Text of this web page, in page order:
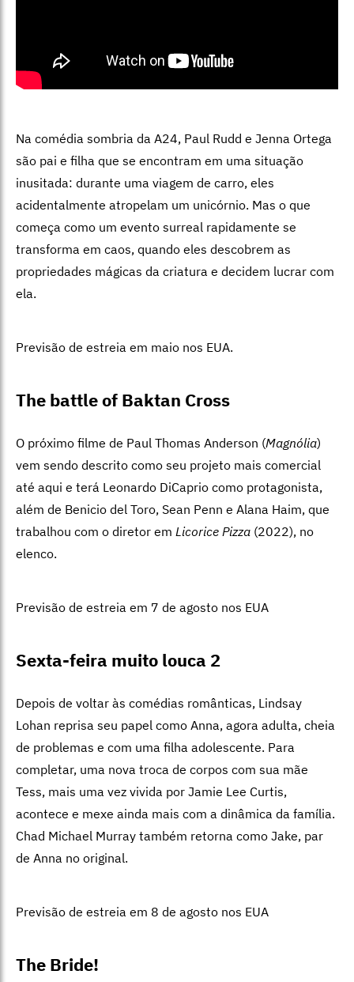
Na comédia sombria da A24, Paul Rudd e Jenna Ortega
são pai e filha que se encontram em uma situação
inusitada: durante uma viagem de carro, eles
acidentalmente atropelam um unicórnio. Mas o que
começa como um evento surreal rapidamente se
transforma em caos, quando eles descobrem as
propriedades mágicas da criatura e decidem lucrar com
ela.
Previsão de estreia em maio nos EUA.
The battle of Baktan Cross
O próximo filme de Paul Thomas Anderson (Magnólia)
vem sendo descrito como seu projeto mais comercial
até aqui e terá Leonardo DiCaprio como protagonista,
além de Benicio del Toro, Sean Penn e Alana Haim, que
trabalhou com o diretor em Licorice Pizza (2022), no
elenco.
Previsão de estreia em 7 de agosto nos EUA
Sexta-feira muito louca 2
Depois de voltar às comédias românticas, Lindsay
Lohan reprisa seu papel como Anna, agora adulta, cheia
de problemas e com uma filha adolescente. Para
completar, uma nova troca de corpos com sua mãe
Tess, mais uma vez vivida por Jamie Lee Curtis,
acontece e mexe ainda mais com a dinâmica da família.
Chad Michael Murray também retorna como Jake, par
de Anna no original.
Previsão de estreia em 8 de agosto nos EUA
The Bride!